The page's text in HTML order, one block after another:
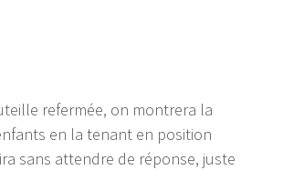
refermée, on montrera la
en la tenant en position
sans attendre de réponse, juste